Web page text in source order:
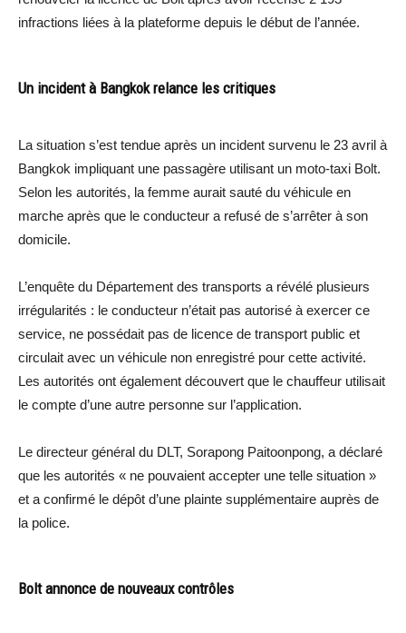
infractions liées à la plateforme depuis le début de l’année.
Un incident à Bangkok relance les critiques
La situation s’est tendue après un incident survenu le 23 avril à
Bangkok impliquant une passagère utilisant un moto-taxi Bolt.
Selon les autorités, la femme aurait sauté du véhicule en
marche après que le conducteur a refusé de s’arrêter à son
domicile.
L’enquête du Département des transports a révélé plusieurs
irrégularités : le conducteur n’était pas autorisé à exercer ce
service, ne possédait pas de licence de transport public et
circulait avec un véhicule non enregistré pour cette activité.
Les autorités ont également découvert que le chauffeur utilisait
le compte d’une autre personne sur l’application.
Le directeur général du DLT, Sorapong Paitoonpong, a déclaré
que les autorités « ne pouvaient accepter une telle situation »
et a confirmé le dépôt d’une plainte supplémentaire auprès de
la police.
Bolt annonce de nouveaux contrôles